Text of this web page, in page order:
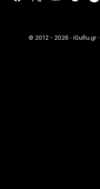
© 2012 - 2026 · iGuRu.gr ·